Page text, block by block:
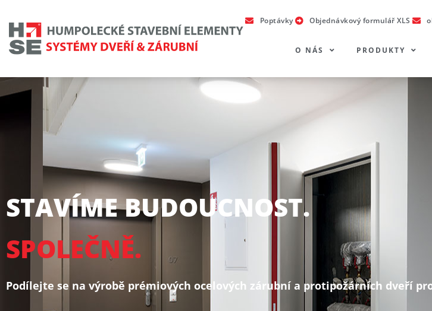
Poptávky Objednávkový formulář XLS
O NÁS PRODUKTY
STAVÍME BUDOUCNOST.
SPOLEČNĚ.
Podílejte se na výrobě prémiových ocelových zárubní a protipožárních dveří